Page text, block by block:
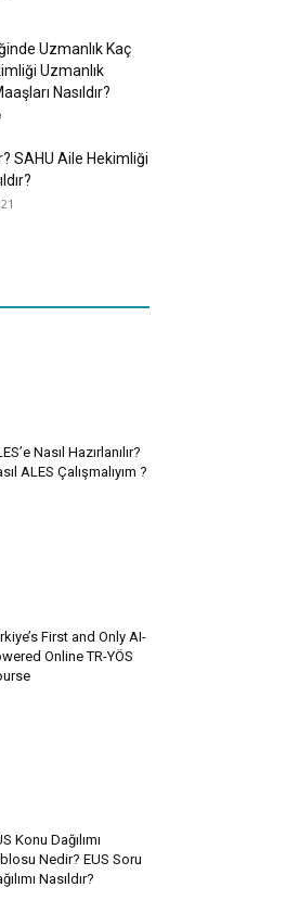
Uzmanlık Kaç
Uzmanlık
Nasıldır?
SAHU Aile Hekimliği
Nasıl Hazırlanılır?
ALES Çalışmalıyım ?
First and Only AI-
Online TR-YÖS
Konu Dağılımı
Nedir? EUS Soru
Nasıldır?